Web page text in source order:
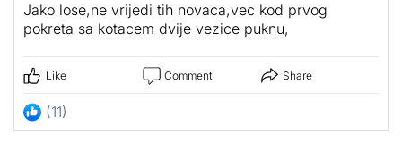
Jako lose,ne vrijedi tih novaca,vec kod prvog
pokreta sa kotacem dvije vezice puknu,
Like Comment Share
(11)